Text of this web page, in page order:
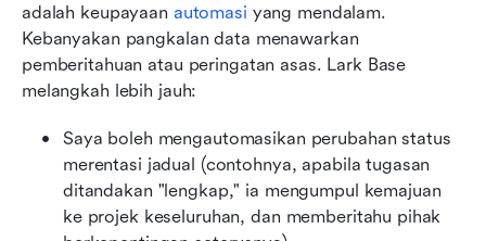
adalah keupayaan automasi yang mendalam.
Kebanyakan pangkalan data menawarkan
pemberitahuan atau peringatan asas. Lark Base
melangkah lebih jauh:
Saya boleh mengautomasikan perubahan status
merentasi jadual (contohnya, apabila tugasan
ditandakan "lengkap," ia mengumpul kemajuan
ke projek keseluruhan, dan memberitahu pihak